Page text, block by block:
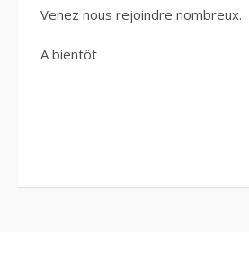
Venez nous rejoindre nombreux.
A bientôt